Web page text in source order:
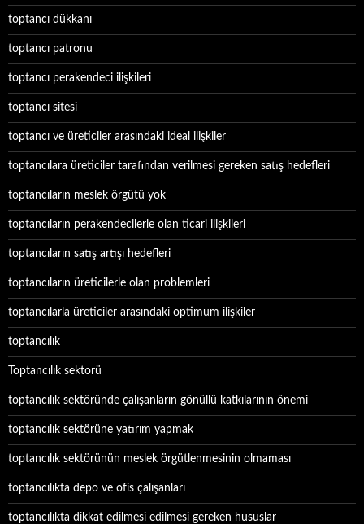
toptancı dükkanı
toptancı patronu
toptancı perakendeci ilişkileri
toptancı sitesi
toptancı ve üreticiler arasındaki ideal ilişkiler
toptancılara üreticiler tarafından verilmesi gereken satış hedefleri
toptancıların meslek örgütü yok
toptancıların perakendecilerle olan ticari ilişkileri
toptancıların satış artışı hedefleri
toptancıların üreticilerle olan problemleri
toptancılarla üreticiler arasındaki optimum ilişkiler
toptancılık
Toptancılık sektorü
toptancılık sektöründe çalışanların gönüllü katkılarının önemi
toptancılık sektörüne yatırım yapmak
toptancılık sektörünün meslek örgütlenmesinin olmaması
toptancılıkta depo ve ofis çalışanları
toptancılıkta dikkat edilmesi edilmesi gereken hususlar